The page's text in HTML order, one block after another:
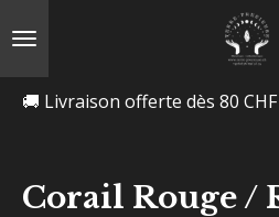
🚚 Livraison offerte dès 80
Corail Rouge /